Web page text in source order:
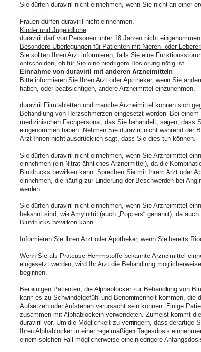
Sie dürfen duraviril nicht einnehmen, wenn Sie nicht an einer
Frauen dürfen duraviril nicht einnehmen.
Kinder und Jugendliche
duraviril darf von Personen unter 18 Jahren nicht eingenommen
Besondere Überlegungen für Patienten mit Nieren- oder
Sie sollten Ihren Arzt informieren, falls Sie eine
entscheiden, ob für Sie eine niedrigere Dosierung nötig ist.
Einnahme von duraviril mit anderen Arzneimitteln
Bitte informieren Sie Ihren Arzt oder Apotheker, wenn Sie
haben, oder beabsichtigen, andere Arzneimittel einzunehmen.
duraviril Filmtabletten und manche Arzneimittel können sich
Behandlung von Herzschmerzen eingesetzt werden. Bei
medizinischen Fachpersonal, das Sie behandelt, sagen, dass
eingenommen haben. Nehmen Sie duraviril nicht während der
Arzt Ihnen nicht ausdrücklich sagt, dass Sie dies tun können.
Sie dürfen duraviril nicht einnehmen, wenn Sie Arzneimittel
einnehmen (ein Nitrat-ähnliches Arzneimittel), da die
Blutdrucks bewirken kann. Sprechen Sie mit Ihrem Arzt oder
einnehmen, die häufig zur Linderung der Beschwerden bei
werden.
Sie dürfen duraviril nicht einnehmen, wenn Sie Arzneimittel
bekannt sind, wie Amylnitrit (auch „Poppers“ genannt), da
Blutdrucks bewirken kann.
Informieren Sie Ihren Arzt oder Apotheker, wenn Sie bereits
Wenn Sie als Protease-Hemmstoffe bekannte Arzneimittel
eingesetzt werden, wird Ihr Arzt die Behandlung
beginnen.
Bei einigen Patienten, die Alphablocker zur Behandlung von
kann es zu Schwindelgefühl und Benommenheit kommen, die
Aufsetzen oder Aufstehen verursacht sein können. Einige
zusammen mit Alphablockern verwendeten. Zumeist kommt
duraviril vor. Um die Möglichkeit zu verringern, dass derartige
Ihren Alphablocker in einer regelmäßigen Tagesdosis
einem solchen Fall möglicherweise eine niedrigere